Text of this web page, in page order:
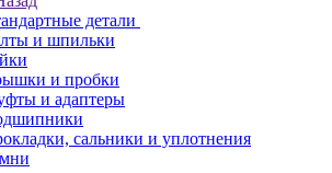
детали
и шпильки
и пробки
и адаптеры
сальники и уплотнения